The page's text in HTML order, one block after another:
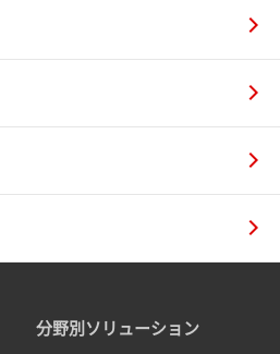
分野別ソリューション